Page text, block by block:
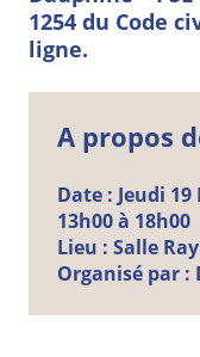
1254 du Code
ligne.
A propos
Date : Jeudi 19
13h00 à 18h00
Lieu : Salle
Organisé par :